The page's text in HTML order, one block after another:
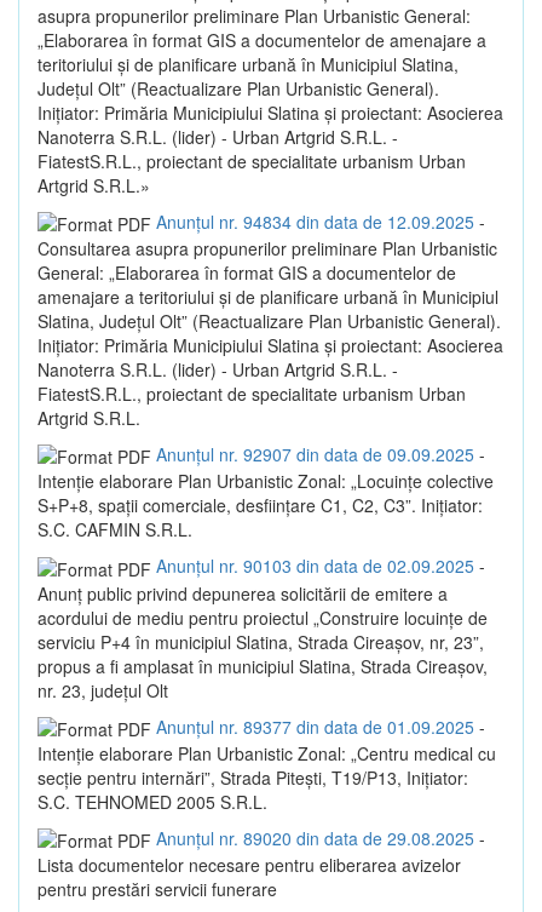
asupra propunerilor preliminare Plan Urbanistic General:
„Elaborarea în format GIS a documentelor de amenajare a
teritoriului și de planificare urbană în Municipiul Slatina,
Județul Olt” (Reactualizare Plan Urbanistic General).
Inițiator: Primăria Municipiului Slatina și proiectant: Asocierea
Nanoterra S.R.L. (lider) - Urban Artgrid S.R.L. -
FiatestS.R.L., proiectant de specialitate urbanism Urban
Artgrid S.R.L.»
Anunțul nr. 94834 din data de 12.09.2025 -
Consultarea asupra propunerilor preliminare Plan Urbanistic
General: „Elaborarea în format GIS a documentelor de
amenajare a teritoriului și de planificare urbană în Municipiul
Slatina, Județul Olt” (Reactualizare Plan Urbanistic General).
Inițiator: Primăria Municipiului Slatina și proiectant: Asocierea
Nanoterra S.R.L. (lider) - Urban Artgrid S.R.L. -
FiatestS.R.L., proiectant de specialitate urbanism Urban
Artgrid S.R.L.
Anunțul nr. 92907 din data de 09.09.2025 -
Intenție elaborare Plan Urbanistic Zonal: „Locuințe colective
S+P+8, spații comerciale, desființare C1, C2, C3”. Inițiator:
S.C. CAFMIN S.R.L.
Anunțul nr. 90103 din data de 02.09.2025 -
Anunț public privind depunerea solicitării de emitere a
acordului de mediu pentru proiectul „Construire locuințe de
serviciu P+4 în municipiul Slatina, Strada Cireașov, nr, 23”,
propus a fi amplasat în municipiul Slatina, Strada Cireașov,
nr. 23, județul Olt
Anunțul nr. 89377 din data de 01.09.2025 -
Intenție elaborare Plan Urbanistic Zonal: „Centru medical cu
secție pentru internări”, Strada Pitești, T19/P13, Inițiator:
S.C. TEHNOMED 2005 S.R.L.
Anunțul nr. 89020 din data de 29.08.2025 -
Lista documentelor necesare pentru eliberarea avizelor
pentru prestări servicii funerare